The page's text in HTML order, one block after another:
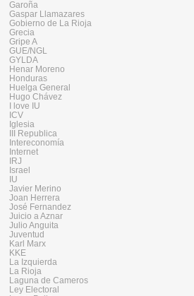
Garoña
Gaspar Llamazares
Gobierno de La Rioja
Grecia
Gripe A
GUE/NGL
GYLDA
Henar Moreno
Honduras
Huelga General
Hugo Chávez
I love IU
ICV
Iglesia
III Republica
Intereconomía
Internet
IRJ
Israel
IU
Javier Merino
Joan Herrera
José Fernandez
Juicio a Aznar
Julio Anguita
Juventud
Karl Marx
KKE
La Izquierda
La Rioja
Laguna de Cameros
Ley Electoral